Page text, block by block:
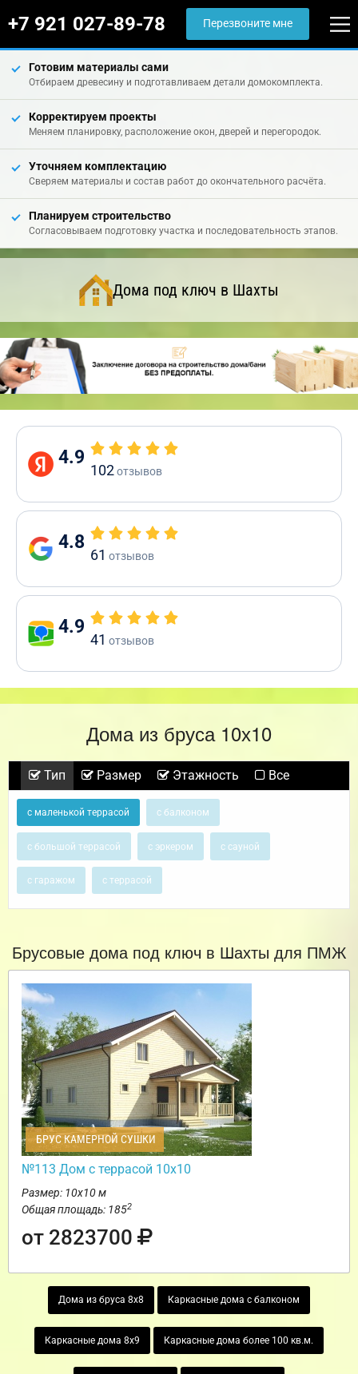
+7 921 027-89-78 Перезвоните мне
Готовим материалы сами
Отбираем древесину и подготавливаем детали домокомплекта.
Корректируем проекты
Меняем планировку, расположение окон, дверей и перегородок.
Уточняем комплектацию
Сверяем материалы и состав работ до окончательного расчёта.
Планируем строительство
Согласовываем подготовку участка и последовательность этапов.
Дома под ключ в Шахты
4.9
102отзывов
4.8
61 отзывов
4.9
41 отзывов
Дома из бруса 10х10
Тип Размер Этажность Все
с маленькой террасой с балконом
с большой террасой с эркером с сауной
с гаражом с террасой
Брусовые дома под ключ в Шахты для ПМЖ
БРУС КАМЕРНОЙ СУШКИ
№113 Дом с террасой 10х10
Размер: 10х10 м
Общая площадь: 1852
от 2823700
Дома из бруса 8х8 Каркасные дома с балконом
Каркасные дома 8х9 Каркасные дома более 100 кв.м.